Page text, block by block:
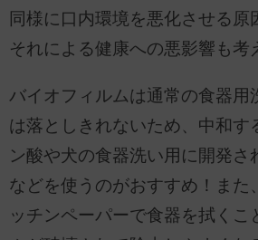
同様に口内環境を悪化させる原
それによる健康への悪影響も考
バイオフィルムは通常の食器用
は落としきれないため、中和す
ン酸や犬の食器洗い用に開発さ
などを使うのがおすすめ！また
ッチンペーパーで食器を拭くこ